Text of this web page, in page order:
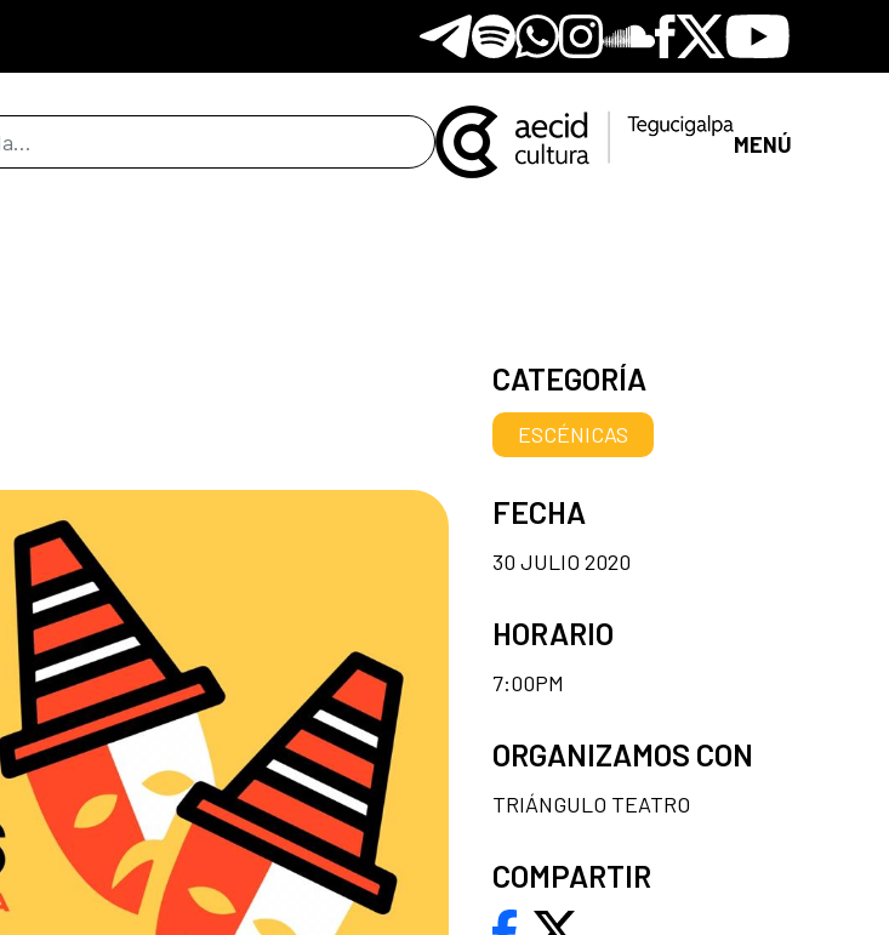
Telegram
SpotifyWhatsapp
Instagram
Soundclore
Facebook
X Youtube
MENÚ
CATEGORÍA
ESCÉNICAS
FECHA
30 JULIO 2020
HORARIO
7:00PM
ORGANIZAMOS CON
TRIÁNGULO TEATRO
COMPARTIR